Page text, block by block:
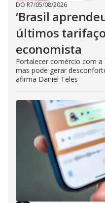
DO R7/05/08/2026
‘Brasil
últimos
economista
Fortalecer comércio com
mas pode gerar
afirma Daniel Teles